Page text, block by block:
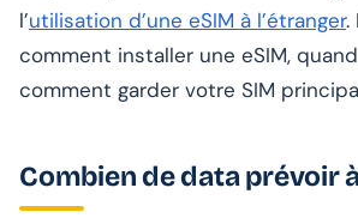
l’utilisation d’une eSIM à l’étranger.
comment installer une eSIM,
comment garder votre SIM
Combien de data prévoir